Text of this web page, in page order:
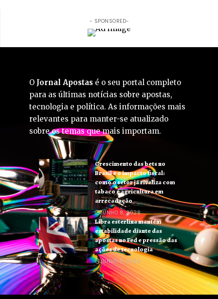
- SPONSORED-
O Jornal Apostas é o seu portal completo
para as últimas notícias sobre apostas,
tecnologia e política. As informações mais
relevantes para manter-se atualizado
sobre os temas que mais importam.
Crescimento das bets no
Brasil e o impacto fiscal:
como o setor já rivaliza com
tabaco e agricultura em
arrecadação
JUNHO 8, 2026
Libra esterlina mantém
estabilidade diante das
apostas no Fed e pressão das
ações de tecnologia
JUNHO 8, 2026